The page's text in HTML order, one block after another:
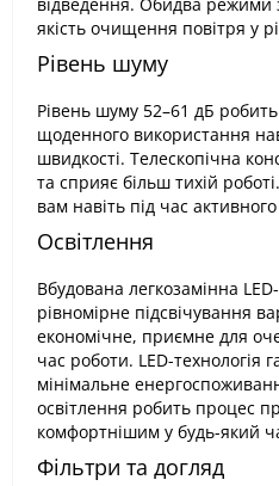
якість очищення повітря у
Рівень шуму
Рівень шуму 52–61 дБ
щоденного використання
швидкості. Телескопічна
та сприяє більш тихій
вам навіть під час
Освітлення
Вбудована легкозамінна
рівномірне підсвічування
економічне, приємне для
час роботи. LED-технологія
мінімальне
освітлення робить процес
комфортнішим у будь-який
Фільтри та догляд